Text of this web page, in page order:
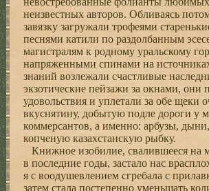
неизвестных авторов. Обливаясь
завязку загружали трофеями
песнями катили по раздолбанным
магистралям к родному уральскому
напряженными спинами на
знаний возлежали счастливые
экзотические пейзажи за окнами, они
удовольствия и уплетали за обе щеки
вкуснятину, добытую подле дороги у
коммерсантов, а именно: арбузы,
копченую казахстанскую рыбку.
Книжное изобилие, свалившееся на
в последние годы, застало нас
я с воодушевлением сгребала с
затем стала постепенно уменьшать